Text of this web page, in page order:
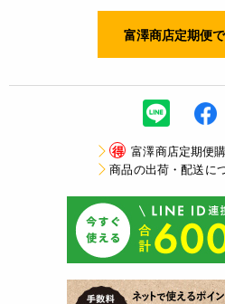
富澤商店定期便
得 富澤商店定期便
商品の出荷・配送に